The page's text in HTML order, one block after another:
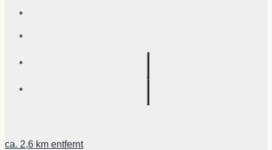
ca. 2,6 km entfernt